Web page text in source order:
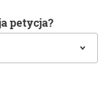
petycja?